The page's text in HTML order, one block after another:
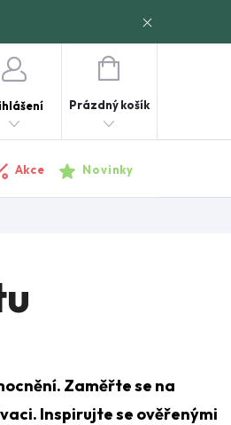
NÁKUPNÍ
Prázdný košík
Akce Novinky
Zaměřte se na
Inspirujte se ověřenými